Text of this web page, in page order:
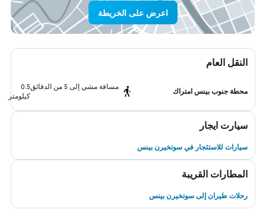
اعرض على الخريطة
النقل العام
محطة جنوب بينس امتراك
مسافة مشي إلى 5 من الدقائق
0.5
كيلومتر
سيارت ايجار
سيارات للاستئجار في سوتخيرن بينس
المطارات القريبة
رحلات طيران إلى سوتخيرن بينس